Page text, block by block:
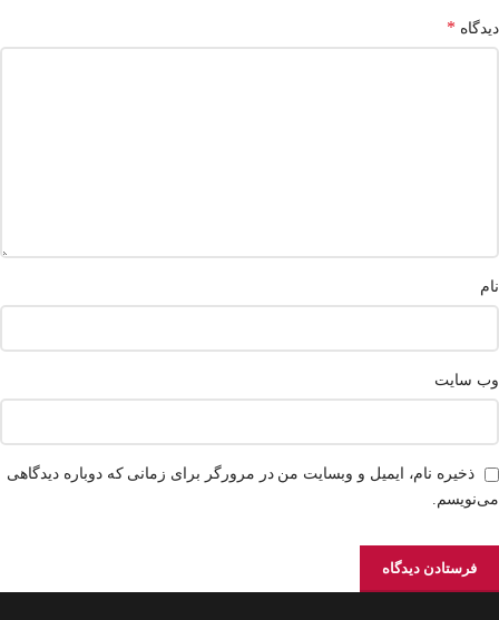
دیدگاه *
نام
وب‌ سایت
ذخیره نام، ایمیل و وبسایت من در مرورگر برای زمانی که دوباره دیدگاهی
می‌نویسم.